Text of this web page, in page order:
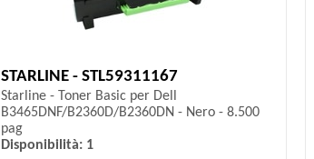
STARLINE - STL59311167
Starline - Toner Basic per Dell
B3465DNF/B2360D/B2360DN - Nero - 8.500
pag
Disponibilità: 1